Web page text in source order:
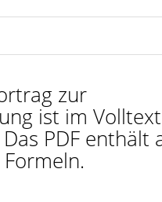
zur
ist im Volltext
PDF enthält